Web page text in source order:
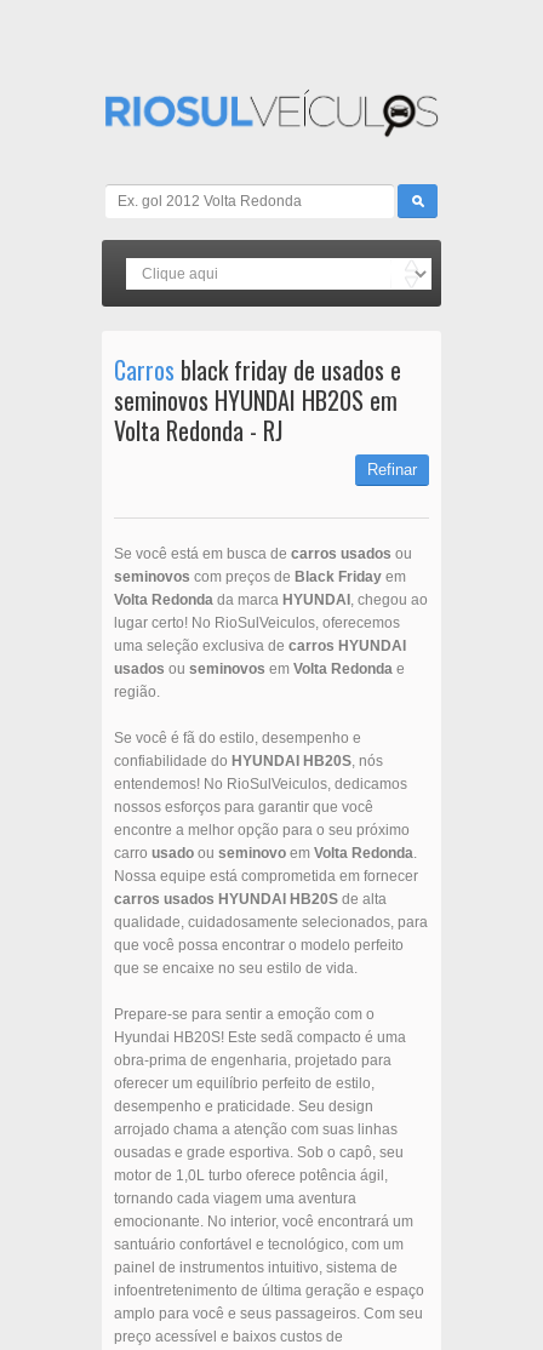
Carros black friday de usados e
seminovos HYUNDAI HB20S em
Volta Redonda - RJ
Refinar
Se você está em busca de carros usados ou
seminovos com preços de Black Friday em
Volta Redonda da marca HYUNDAI , chegou ao
lugar certo! No RioSulVeiculos, oferecemos
uma seleção exclusiva de carros HYUNDAI
usados ou seminovos em Volta Redonda e
região.
Se você é fã do estilo, desempenho e
confiabilidade do HYUNDAI HB20S, nós
entendemos! No RioSulVeiculos, dedicamos
nossos esforços para garantir que você
encontre a melhor opção para o seu próximo
carro usado ou seminovo em Volta Redonda.
Nossa equipe está comprometida em fornecer
carros usados HYUNDAI HB20S de alta
qualidade, cuidadosamente selecionados, para
que você possa encontrar o modelo perfeito
que se encaixe no seu estilo de vida.
Prepare-se para sentir a emoção com o
Hyundai HB20S! Este sedã compacto é uma
obra-prima de engenharia, projetado para
oferecer um equilíbrio perfeito de estilo,
desempenho e praticidade. Seu design
arrojado chama a atenção com suas linhas
ousadas e grade esportiva. Sob o capô, seu
motor de 1,0L turbo oferece potência ágil,
tornando cada viagem uma aventura
emocionante. No interior, você encontrará um
santuário confortável e tecnológico, com um
painel de instrumentos intuitivo, sistema de
infoentretenimento de última geração e espaço
amplo para você e seus passageiros. Com seu
preço acessível e baixos custos de